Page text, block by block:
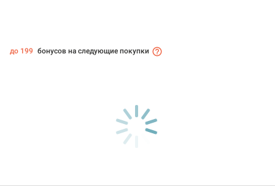
до 199 бонусов на следующие покупки